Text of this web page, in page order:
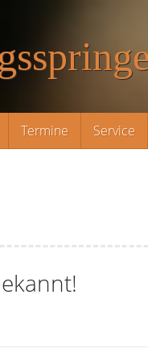
Termine Service